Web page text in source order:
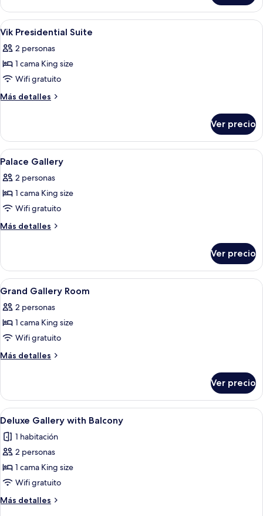
Royal
(Gallery)
Abrir
todas
las
fotos
de
Vik
Ropa de cama de alta calidad,
5
Vik Presidential Suite
2 personas
1 cama King size
Wifi gratuito
Más detalles
Más
Presidential
Suite
Ver precio
Abrir
todas
las
fotos
de
Palace
Ropa de cama de alta calidad,
13
Palace Gallery
2 personas
1 cama King size
Wifi gratuito
Más detalles
Más
Gallery
Ver precio
Abrir
todas
las
fotos
de
Grand
Ropa de cama de alta calidad,
13
Grand Gallery Room
2 personas
1 cama King size
Wifi gratuito
Más detalles
Más
Gallery
Room
Ver precio
Abrir
todas
las
fotos
de
Deluxe
Gallery
with
Un amplio atrio con techo de vidrio
7
Deluxe Gallery with Balcony
1 habitación
2 personas
1 cama King size
Wifi gratuito
Más detalles
Más